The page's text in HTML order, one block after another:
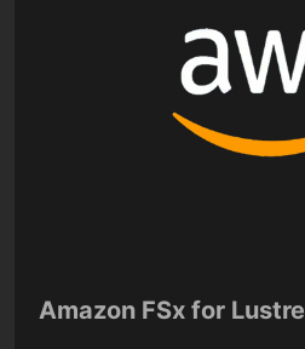
Amazon FSx for Lustre